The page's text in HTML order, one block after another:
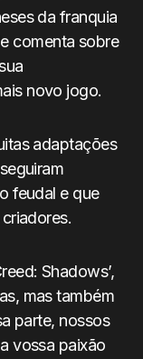
da franquia
comenta sobre
novo jogo.
adaptações
feudal e que
Shadows’,
mas também
parte, nossos
vossa paixão